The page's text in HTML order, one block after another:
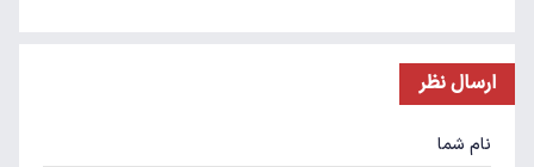
ارسال نظر
نام شما